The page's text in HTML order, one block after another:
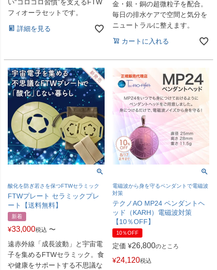
い“コロコロ習慣”を支えるFTW
フィオーラセットです。
詳細を見る
金・銀・銅の超微粒子を配合。
毎日の排水ケアで空間と気分を
ニュートラルに整えます。
カートに入れる
酸化を防ぎ若さを保つFTWセラミック
FTWプレート セラミックプレ
ート【送料無料】
新着
¥33,000税込 〜
遠赤外線「成長波動」と宇宙電
子を集めるFTWセラミック。食
や健康をサポートする不思議な
電磁波から身を守るペンダントで電磁波
対策
テクノAO MP24 ペンダントヘ
ッド（KARH）電磁波対策
【10％OFF】
10％OFF
定価 ¥26,800のところ
¥24,120税込